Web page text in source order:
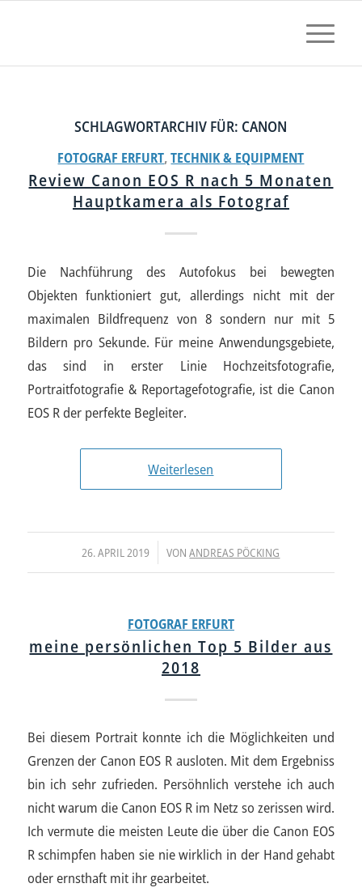
SCHLAGWORTARCHIV FÜR: CANON
FOTOGRAF ERFURT,TECHNIK & EQUIPMENT
Review Canon EOS R nach 5 Monaten
Hauptkamera als Fotograf
Die Nachführung des Autofokus bei bewegten
Objekten funktioniert gut, allerdings nicht mit der
maximalen Bildfrequenz von 8 sondern nur mit 5
Bildern pro Sekunde. Für meine Anwendungsgebiete,
das sind in erster Linie Hochzeitsfotografie,
Portraitfotografie & Reportagefotografie, ist die Canon
EOS R der perfekte Begleiter.
Weiterlesen
26. APRIL 2019
/ VONANDREAS PÖCKING
FOTOGRAF ERFURT
meine persönlichen Top 5 Bilder aus
2018
Bei diesem Portrait konnte ich die Möglichkeiten und
Grenzen der Canon EOS R ausloten. Mit dem Ergebniss
bin ich sehr zufrieden. Persöhnlich verstehe ich auch
nicht warum die Canon EOS R im Netz so zerissen wird.
Ich vermute die meisten Leute die über die Canon EOS
R schimpfen haben sie nie wirklich in der Hand gehabt
oder ernsthaft mit ihr gearbeitet.